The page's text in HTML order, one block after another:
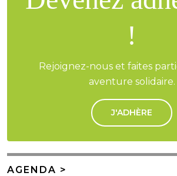
!
Rejoignez-nous et faites
aventure solidaire.
J'ADHÈRE
AGENDA >